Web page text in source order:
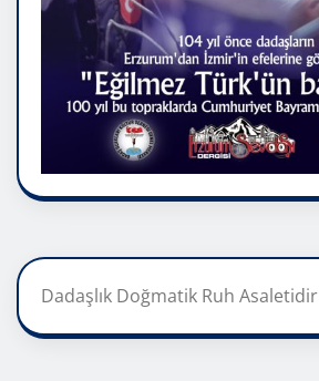
Dadaşlık Doğmatik Ruh Asaletidir